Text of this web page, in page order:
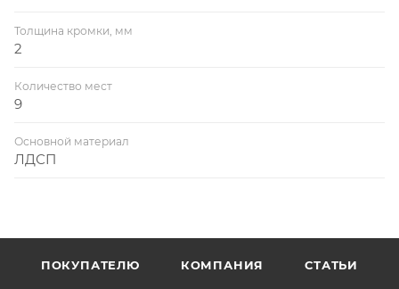
Толщина кромки, мм
2
Количество мест
9
Основной материал
ЛДСП
ПОКУПАТЕЛЮ КОМПАНИЯ СТАТЬИ